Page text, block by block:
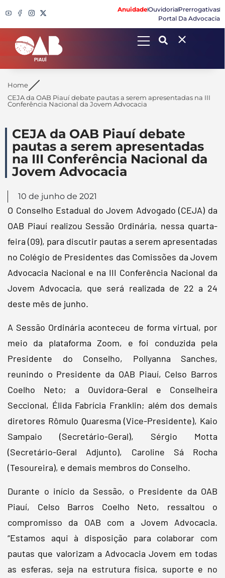
AnuidadeOuvidoriaPrerrogativas
Portal Da Advocacia
Search
Home
CEJA da OAB Piauí debate pautas a serem apresentadas na III
Conferência Nacional da Jovem Advocacia
CEJA da OAB Piauí debate
pautas a serem apresentadas
na III Conferência Nacional da
Jovem Advocacia
10 de junho de 2021
O Conselho Estadual do Jovem Advogado (CEJA) da
OAB Piauí realizou Sessão Ordinária, nessa quarta-
feira (09), para discutir pautas a serem apresentadas
no Colégio de Presidentes das Comissões da Jovem
Advocacia Nacional e na III Conferência Nacional da
Jovem Advocacia, que será realizada de 22 a 24
deste mês de junho.
A Sessão Ordinária aconteceu de forma virtual, por
meio da plataforma Zoom, e foi conduzida pela
Presidente do Conselho, Pollyanna Sanches,
reunindo o Presidente da OAB Piauí, Celso Barros
Coelho Neto; a Ouvidora-Geral e Conselheira
Seccional, Élida Fabrícia Franklin; além dos demais
diretores Rômulo Quaresma (Vice-Presidente), Kaio
Sampaio (Secretário-Geral), Sérgio Motta
(Secretário-Geral Adjunto), Caroline Sá Rocha
(Tesoureira), e demais membros do Conselho.
Durante o início da Sessão, o Presidente da OAB
Piauí, Celso Barros Coelho Neto, ressaltou o
compromisso da OAB com a Jovem Advocacia.
“Estamos aqui à disposição para colaborar com
pautas que valorizam a Advocacia Jovem em todas
as esferas, seja na estrutura física, suporte e no